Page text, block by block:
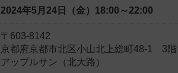
2024年5月24日（金） 18:00～22:00
〒603-8142
京都府京都市北区小山北上総町48-1 3階
アップルサン（北大路）